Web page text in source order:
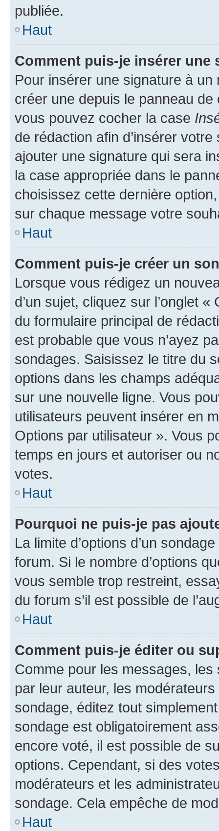
publiée.
Haut
Comment puis-je insérer une
Pour insérer une signature à
créer une depuis le panneau de
vous pouvez cocher la case
de rédaction afin d’insérer
ajouter une signature qui sera
la case appropriée dans le
choisissez cette dernière
sur chaque message votre
Haut
Comment puis-je créer un
Lorsque vous rédigez un
d’un sujet, cliquez sur l’onglet
du formulaire principal de
est probable que vous n’ayez
sondages. Saisissez le titre du
options dans les champs
sur une nouvelle ligne. Vous
utilisateurs peuvent insérer en
Options par utilisateur ». Vous
temps en jours et autoriser ou
votes.
Haut
Pourquoi ne puis-je pas
La limite d’options d’un
forum. Si le nombre d’options
vous semble trop restreint,
du forum s’il est possible de
Haut
Comment puis-je éditer ou
Comme pour les messages,
par leur auteur, les
sondage, éditez tout
sondage est obligatoirement
encore voté, il est possible de
options. Cependant, si des
modérateurs et les
sondage. Cela empêche de
Haut